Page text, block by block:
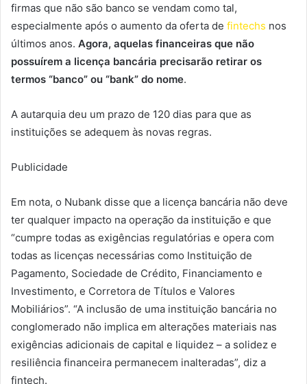
firmas que não são banco se vendam como tal,
especialmente após o aumento da oferta de fintechs nos
últimos anos. Agora, aquelas financeiras que não
possuírem a licença bancária precisarão retirar os
termos “banco” ou “bank” do nome.
A autarquia deu um prazo de 120 dias para que as
instituições se adequem às novas regras.
Publicidade
Em nota, o Nubank disse que a licença bancária não deve
ter qualquer impacto na operação da instituição e que
“cumpre todas as exigências regulatórias e opera com
todas as licenças necessárias como Instituição de
Pagamento, Sociedade de Crédito, Financiamento e
Investimento, e Corretora de Títulos e Valores
Mobiliários”. “A inclusão de uma instituição bancária no
conglomerado não implica em alterações materiais nas
exigências adicionais de capital e liquidez – a solidez e
resiliência financeira permanecem inalteradas”, diz a
fintech.